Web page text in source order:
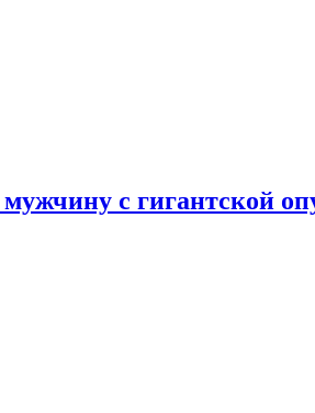
с гигантской